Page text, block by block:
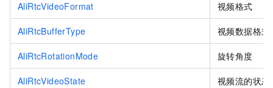
AliRtcVideoFormat 视频格式
AliRtcBufferType 视频数据格式
AliRtcRotationMode 旋转角度
AliRtcVideoState 视频流的状态